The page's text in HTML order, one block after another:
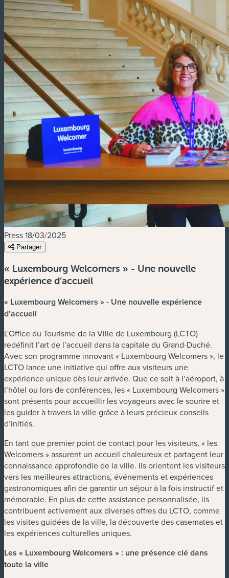
Press18/03/2025
Partager
« Luxembourg Welcomers » - Une nouvelle
expérience d’accueil
« Luxembourg Welcomers » - Une nouvelle expérience
d’accueil
L'Office du Tourisme de la Ville de Luxembourg (LCTO)
redéfinit l’art de l’accueil dans la capitale du Grand-Duché.
Avec son programme innovant « Luxembourg Welcomers », le
LCTO lance une initiative qui offre aux visiteurs une
expérience unique dès leur arrivée. Que ce soit à l’aéroport, à
l’hôtel ou lors de conférences, les « Luxembourg Welcomers »
sont présents pour accueillir les voyageurs avec le sourire et
les guider à travers la ville grâce à leurs précieux conseils
d’initiés.
En tant que premier point de contact pour les visiteurs, « les
Welcomers » assurent un accueil chaleureux et partagent leur
connaissance approfondie de la ville. Ils orientent les visiteurs
vers les meilleures attractions, événements et expériences
gastronomiques afin de garantir un séjour à la fois instructif et
mémorable. En plus de cette assistance personnalisée, ils
contribuent activement aux diverses offres du LCTO, comme
les visites guidées de la ville, la découverte des casemates et
les expériences culturelles uniques.
Les « Luxembourg Welcomers » : une présence clé dans
toute la ville